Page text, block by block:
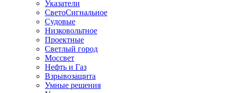
Указатели
СветоСигнальное
Судовые
Низковольтное
Проектные
Светлый город
Моссвет
Нефть и Газ
Взрывозащита
Умные решения